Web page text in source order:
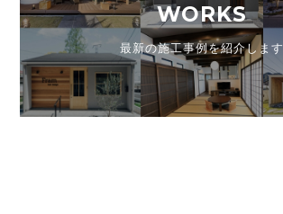
WORKS
最新の施工事例を紹介します